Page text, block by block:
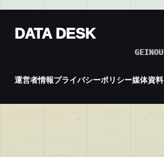
DATA DESK
GEINOU
運営者情報プライバシーポリシー媒体資料